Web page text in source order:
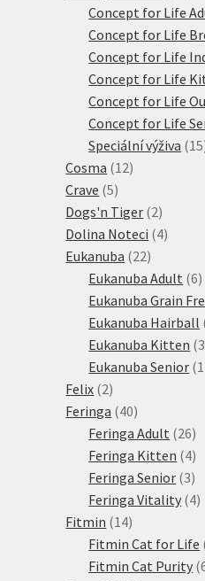
Concept for Life
Concept for Life
Concept for Life
Concept for Life
Concept for Life
Concept for Life
Speciální výživa 15
Cosma 1212
Crave 55
produktů
Dogs'n Tiger 22
produkty
Dolina Noteci 44
Eukanuba 2222
produktů
Eukanuba Adult 66
Eukanuba Grain
Eukanuba Hairball
Eukanuba Kitten 3
Eukanuba Senior 1
Felix 22
produkty
Feringa 4040
produktů
Feringa Adult 2626
Feringa Kitten 44
Feringa Senior 33
Feringa Vitality 44
Fitmin 1414
produktů
Fitmin Cat for Life
Fitmin Cat Purity